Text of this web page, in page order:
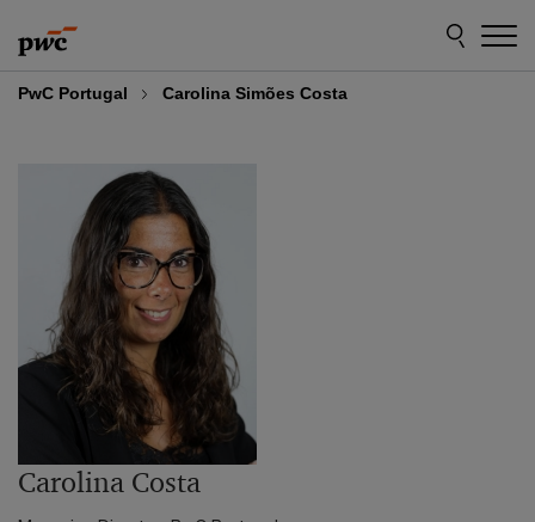
to
content
to
footer
PwC Portugal Carolina Simões Costa
Carolina Costa